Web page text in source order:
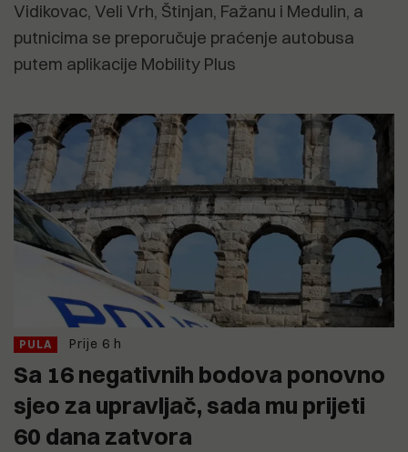
Vidikovac, Veli Vrh, Štinjan, Fažanu i Medulin, a
putnicima se preporučuje praćenje autobusa
putem aplikacije Mobility Plus
PULA Prije 6 h
Sa 16 negativnih bodova ponovno
sjeo za upravljač, sada mu prijeti
60 dana zatvora